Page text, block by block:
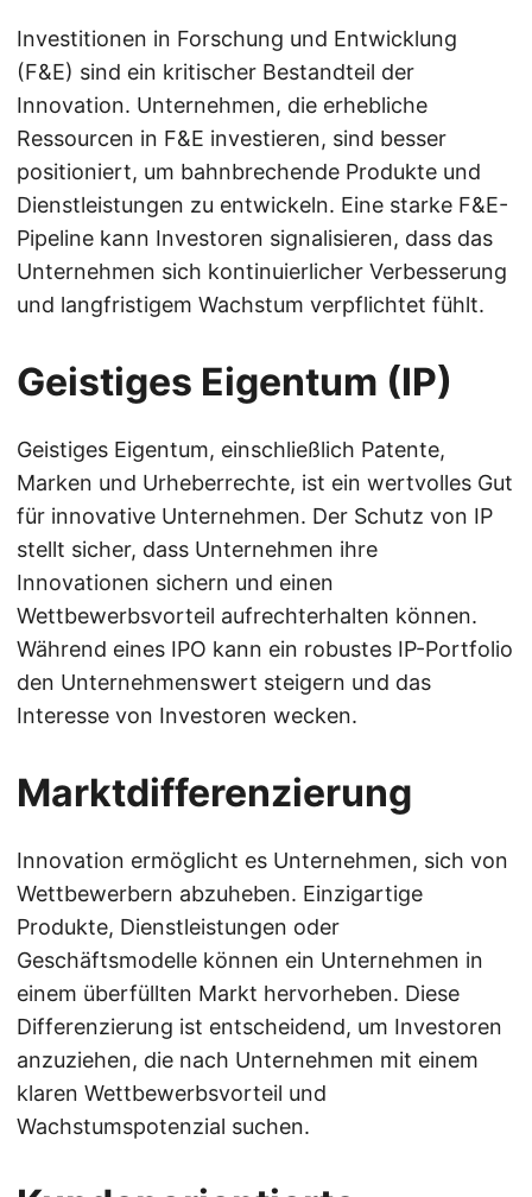
Investitionen in Forschung und Entwicklung
(F&E) sind ein kritischer Bestandteil der
Innovation. Unternehmen, die erhebliche
Ressourcen in F&E investieren, sind besser
positioniert, um bahnbrechende Produkte und
Dienstleistungen zu entwickeln. Eine starke F&E-
Pipeline kann Investoren signalisieren, dass das
Unternehmen sich kontinuierlicher Verbesserung
und langfristigem Wachstum verpflichtet fühlt.
Geistiges Eigentum (IP)
Geistiges Eigentum, einschließlich Patente,
Marken und Urheberrechte, ist ein wertvolles Gut
für innovative Unternehmen. Der Schutz von IP
stellt sicher, dass Unternehmen ihre
Innovationen sichern und einen
Wettbewerbsvorteil aufrechterhalten können.
Während eines IPO kann ein robustes IP-Portfolio
den Unternehmenswert steigern und das
Interesse von Investoren wecken.
Marktdifferenzierung
Innovation ermöglicht es Unternehmen, sich von
Wettbewerbern abzuheben. Einzigartige
Produkte, Dienstleistungen oder
Geschäftsmodelle können ein Unternehmen in
einem überfüllten Markt hervorheben. Diese
Differenzierung ist entscheidend, um Investoren
anzuziehen, die nach Unternehmen mit einem
klaren Wettbewerbsvorteil und
Wachstumspotenzial suchen.